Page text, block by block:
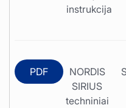
instrukcija
PDF
NORDIS
SIRIUS
techniniai